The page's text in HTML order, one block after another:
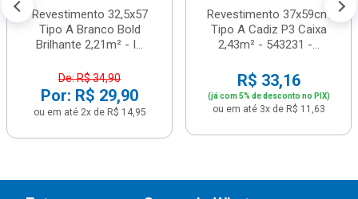
Revestimento 32,5x57
Tipo A Branco Bold
Brilhante 2,21m² - I...
De: R$ 34,90
Por: R$ 29,90
ou em até 2x de R$ 14,95
Revestimento 37x59cm
Tipo A Cadiz P3 Caixa
2,43m² - 543231 -...
R$ 33,16
(já com 5% de desconto no PIX)
ou em até 3x de R$ 11,63